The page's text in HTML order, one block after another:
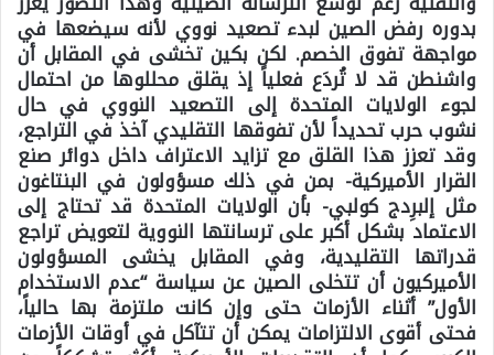
بدوره رفض الصين لبدء تصعيد نووي لأنه سيضعها في
مواجهة تفوق الخصم. لكن بكين تخشى في المقابل أن
واشنطن قد لا تُردَع فعلياً إذ يقلق محللوها من احتمال
لجوء الولايات المتحدة إلى التصعيد النووي في حال
نشوب حرب تحديداً لأن تفوقها التقليدي آخذ في التراجع،
وقد تعزز هذا القلق مع تزايد الاعتراف داخل دوائر صنع
القرار الأميركية- بمن في ذلك مسؤولون في البنتاغون
مثل إلبرِدج كولبي- بأن الولايات المتحدة قد تحتاج إلى
الاعتماد بشكل أكبر على ترسانتها النووية لتعويض تراجع
قدراتها التقليدية، وفي المقابل يخشى المسؤولون
الأميركيون أن تتخلى الصين عن سياسة “عدم الاستخدام
الأول” أثناء الأزمات حتى وإن كانت ملتزمة بها حالياً،
فحتى أقوى الالتزامات يمكن أن تتآكل في أوقات الأزمات